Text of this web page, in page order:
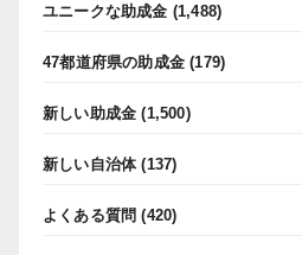
ユニークな助成金 (1,488)
47都道府県の助成金 (179)
新しい助成金 (1,500)
新しい自治体(137)
よくある質問 (420)